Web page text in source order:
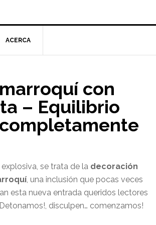
ACERCA
con
– Equilibrio
se trata de la decoración
, una inclusión que pocas veces
esta nueva entrada queridos lectores
disculpen… comenzamos!